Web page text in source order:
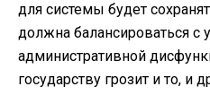
для системы будет
должна балансироваться с
административной
государству грозит и то, и